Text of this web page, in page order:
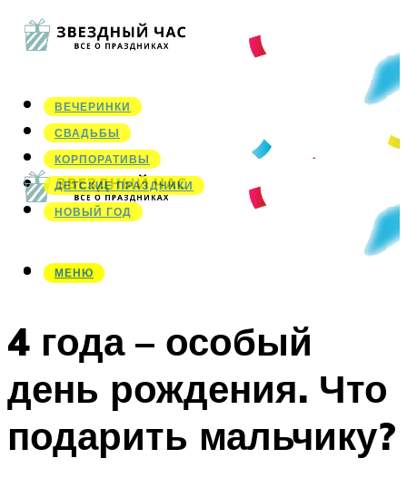
ВЕЧЕРИНКИ
СВАДЬБЫ
КОРПОРАТИВЫ
ДЕТСКИЕ ПРАЗДНИКИ
НОВЫЙ ГОД
МЕНЮ
МЕНЮ
4 года – особый
день рождения. Что
подарить мальчику?